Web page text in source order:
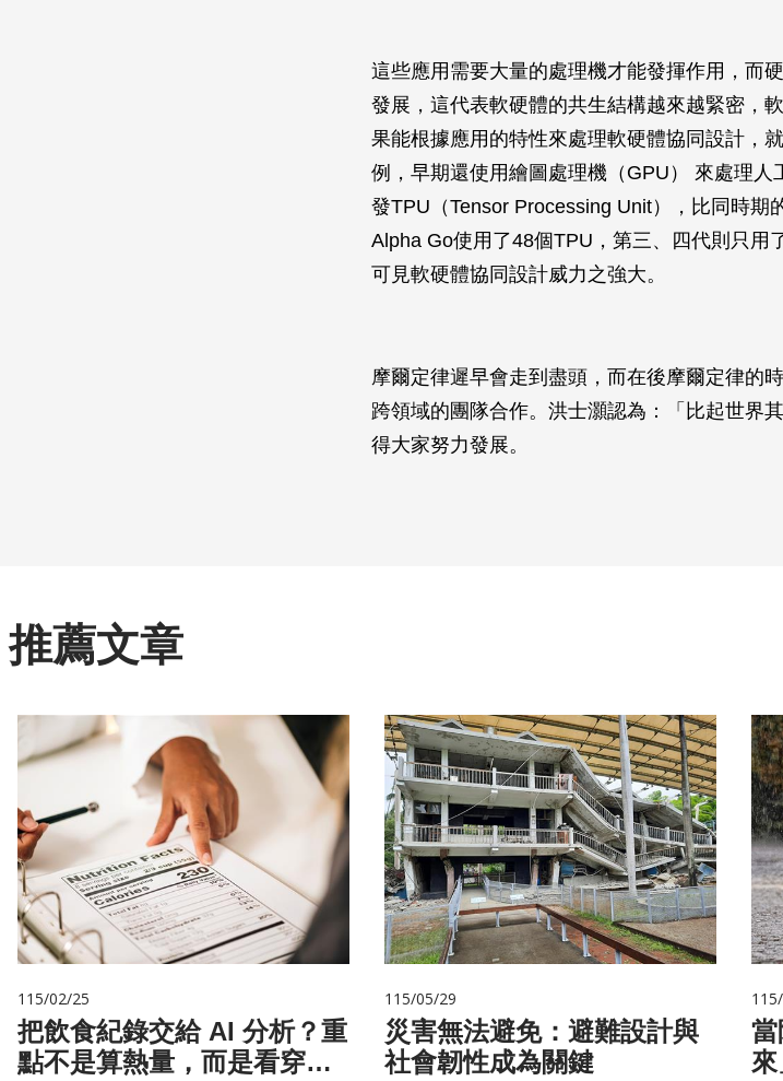
這些應用需要大量的處理機才能發揮作用，而
發展，這代表軟硬體的共生結構越來越緊密，
果能根據應用的特性來處理軟硬體協同設計，
例，早期還使用繪圖處理機（GPU） 來處理
發TPU（Tensor Processing Unit），比同時期
Alpha Go使用了48個TPU，第三、四代則只用
可見軟硬體協同設計威力之強大。
摩爾定律遲早會走到盡頭，而在後摩爾定律的
跨領域的團隊合作。洪士灝認為：「比起世界
得大家努力發展。
推薦文章
115/02/25
把飲食紀錄交給 AI 分析？重
點不是算熱量，而是看穿你
115/05/29
災害無法避免：避難設計與
社會韌性成為關鍵
當